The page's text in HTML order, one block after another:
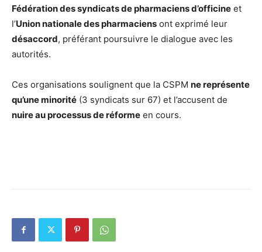
Fédération des syndicats de pharmaciens d’officine et
l’Union nationale des pharmaciens ont exprimé leur
désaccord, préférant poursuivre le dialogue avec les
autorités.
Ces organisations soulignent que la CSPM ne représente
qu’une minorité (3 syndicats sur 67) et l’accusent de
nuire au processus de réforme en cours.